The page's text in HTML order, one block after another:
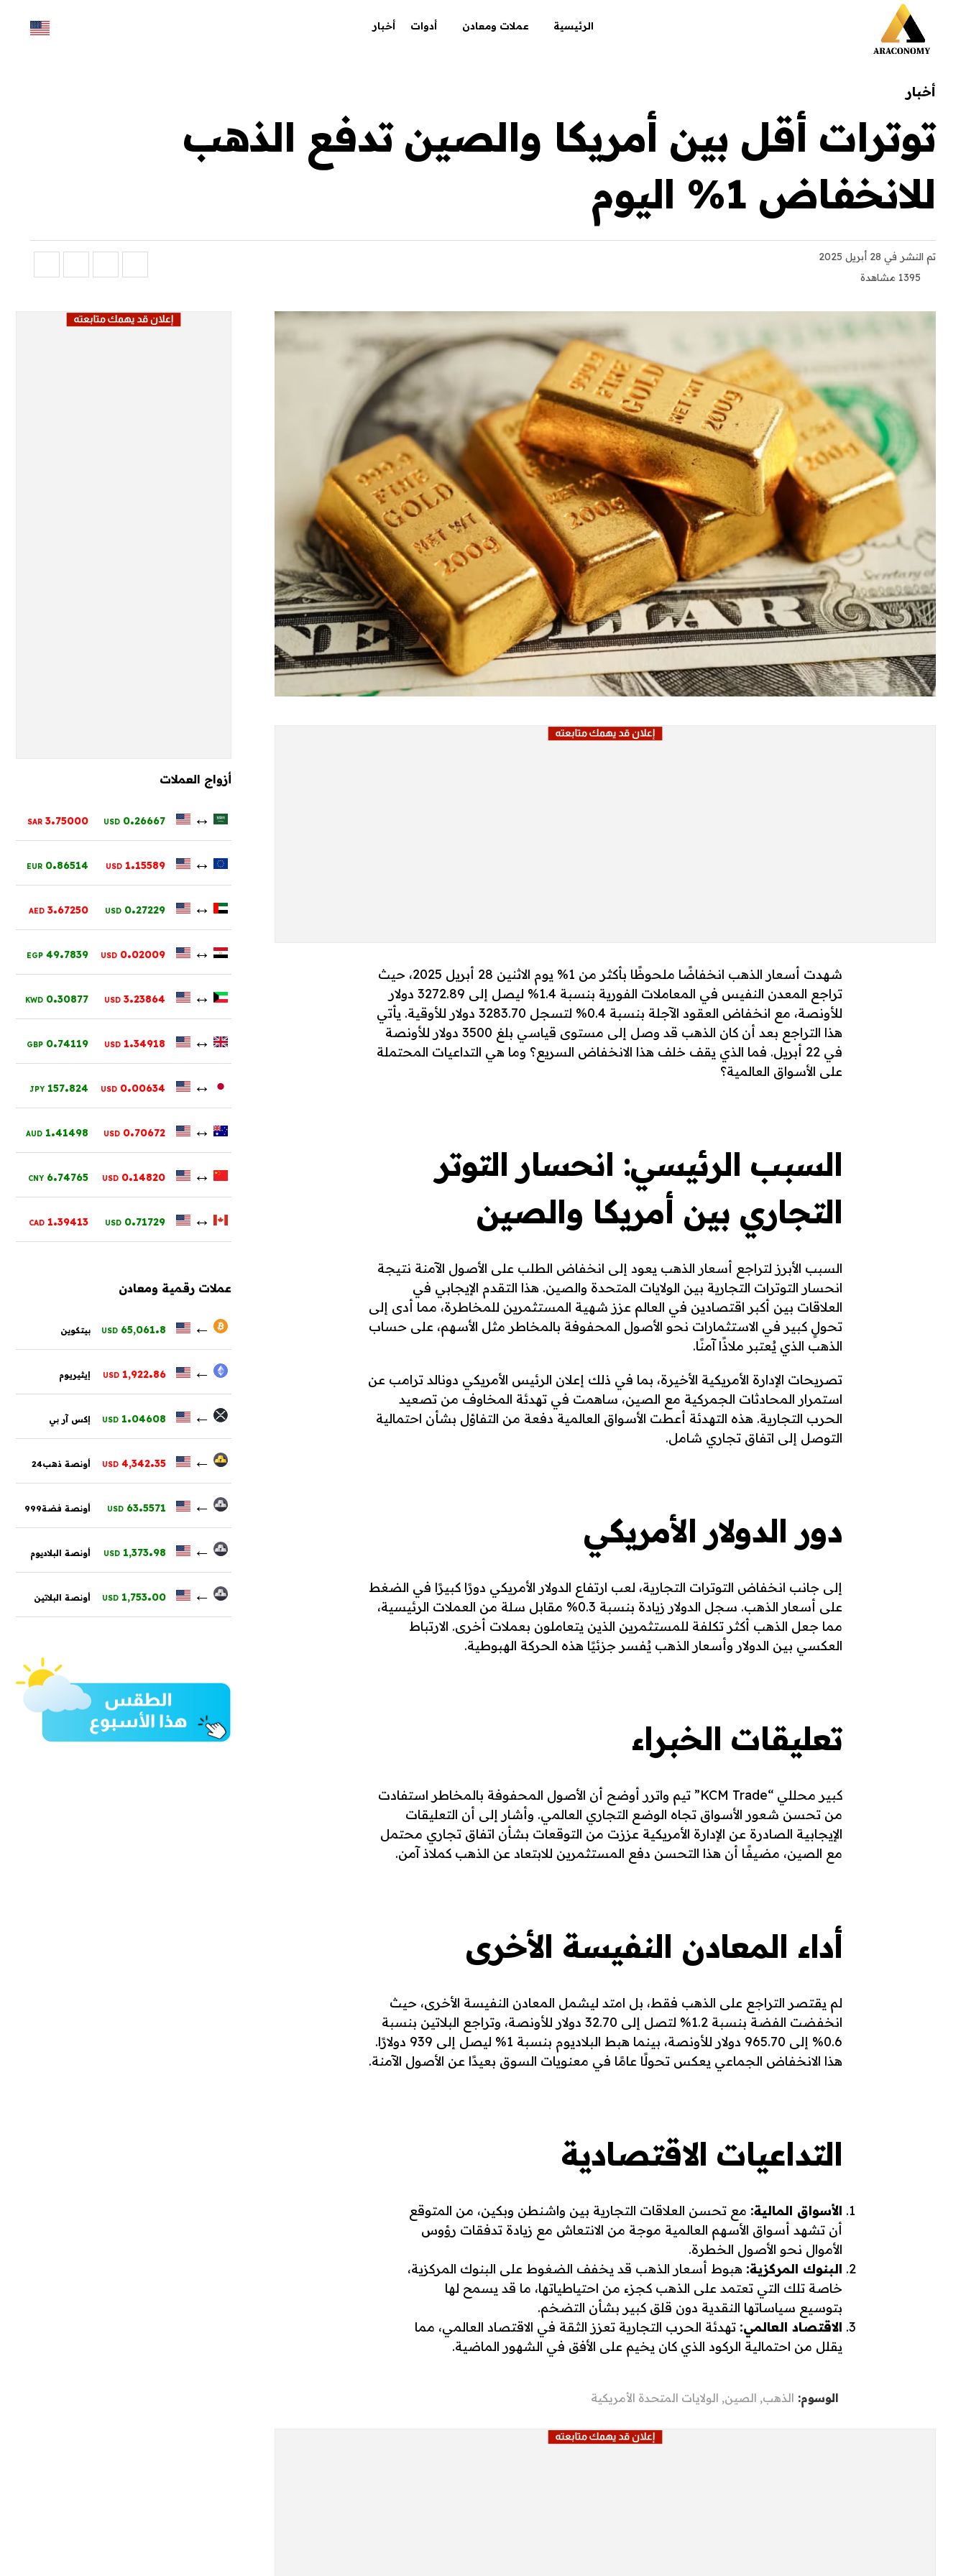
الرئيسية عملات ومعادن أدوات أخبار
أخبار
توترات أقل بين أمريكا والصين تدفع الذهب
للانخفاض 1% اليوم
تم النشر في 28 أبريل 2025
شهدت أسعار الذهب انخفاضًا ملحوظًا بأكثر من 1% يوم الاثنين 28 أبريل 2025، حيث
تراجع المعدن النفيس في المعاملات الفورية بنسبة 1.4% ليصل إلى 3272.89 دولار
للأونصة، مع انخفاض العقود الآجلة بنسبة 0.4% لتسجل 3283.70 دولار للأوقية. يأتي
هذا التراجع بعد أن كان الذهب قد وصل إلى مستوى قياسي بلغ 3500 دولار للأونصة
في 22 أبريل. فما الذي يقف خلف هذا الانخفاض السريع؟ وما هي التداعيات المحتملة
على الأسواق العالمية؟
السبب الرئيسي: انحسار التوتر
التجاري بين أمريكا والصين
السبب الأبرز لتراجع أسعار الذهب يعود إلى انخفاض الطلب على الأصول الآمنة نتيجة
انحسار التوترات التجارية بين الولايات المتحدة والصين. هذا التقدم الإيجابي في
العلاقات بين أكبر اقتصادين في العالم عزز شهية المستثمرين للمخاطرة، مما أدى إلى
تحولٍ كبير في الاستثمارات نحو الأصول المحفوفة بالمخاطر مثل الأسهم، على حساب
الذهب الذي يُعتبر ملاذًا آمنًا.
تصريحات الإدارة الأمريكية الأخيرة، بما في ذلك إعلان الرئيس الأمريكي دونالد ترامب عن
استمرار المحادثات الجمركية مع الصين، ساهمت في تهدئة المخاوف من تصعيد
الحرب التجارية. هذه التهدئة أعطت الأسواق العالمية دفعة من التفاؤل بشأن احتمالية
التوصل إلى اتفاق تجاري شامل.
دور الدولار الأمريكي
إلى جانب انخفاض التوترات التجارية، لعب ارتفاع الدولار الأمريكي دورًا كبيرًا في الضغط
على أسعار الذهب. سجل الدولار زيادة بنسبة 0.3% مقابل سلة من العملات الرئيسية،
مما جعل الذهب أكثر تكلفة للمستثمرين الذين يتعاملون بعملات أخرى. الارتباط
العكسي بين الدولار وأسعار الذهب يُفسر جزئيًا هذه الحركة الهبوطية.
تعليقات الخبراء
كبير محللي “KCM Trade” تيم واترر أوضح أن الأصول المحفوفة بالمخاطر استفادت
من تحسن شعور الأسواق تجاه الوضع التجاري العالمي. وأشار إلى أن التعليقات
الإيجابية الصادرة عن الإدارة الأمريكية عززت من التوقعات بشأن اتفاق تجاري محتمل
مع الصين، مضيفًا أن هذا التحسن دفع المستثمرين للابتعاد عن الذهب كملاذ آمن.
أداء المعادن النفيسة الأخرى
لم يقتصر التراجع على الذهب فقط، بل امتد ليشمل المعادن النفيسة الأخرى، حيث
انخفضت الفضة بنسبة 1.2% لتصل إلى 32.70 دولار للأونصة، وتراجع البلاتين بنسبة
0.6% إلى 965.70 دولار للأونصة، بينما هبط البلاديوم بنسبة 1% ليصل إلى 939 دولارًا.
هذا الانخفاض الجماعي يعكس تحولًا عامًا في معنويات السوق بعيدًا عن الأصول الآمنة.
التداعيات الاقتصادية
الأسواق المالية: مع تحسن العلاقات التجارية بين واشنطن وبكين، من المتوقع
أن تشهد أسواق الأسهم العالمية موجة من الانتعاش مع زيادة تدفقات رؤوس
الأموال نحو الأصول الخطرة.
البنوك المركزية: هبوط أسعار الذهب قد يخفف الضغوط على البنوك المركزية،
خاصة تلك التي تعتمد على الذهب كجزء من احتياطياتها، ما قد يسمح لها
بتوسيع سياساتها النقدية دون قلق كبير بشأن التضخم.
الاقتصاد العالمي: تهدئة الحرب التجارية تعزز الثقة في الاقتصاد العالمي، مما
يقلل من احتمالية الركود الذي كان يخيم على الأفق في الشهور الماضية.
الوسوم: الذهب, الصين, الولايات المتحدة الأمريكية
أزواج العملات
↔
0.26667
USD
3.75000
SAR
↔
1.15589
USD
0.86514
EUR
↔
0.27229
USD
3.67250
AED
↔
0.02009
USD
49.7839
EGP
↔
3.23864
USD
0.30877
KWD
↔
1.34918
USD
0.74119
GBP
↔
0.00634
USD
157.824
JPY
↔
0.70672
USD
1.41498
AUD
↔
0.14820
USD
6.74765
CNY
↔
0.71729
USD
1.39413
CAD
عملات رقمية ومعادن
←
65,061.8
USD بيتكوين
←
1,922.86
USD إيثيريوم
←
1.04608
USD إكس آر بي
←
4,342.35
USD أونصة ذهب24
←
63.5571
USD أونصة فضة999
←
1,373.98
USD أونصة البلاديوم
←
1,753.00
USD أونصة البلاتين